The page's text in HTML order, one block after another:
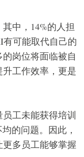
中，14%的人担
可能取代自己的
岗位将面临被自
工作效率，更是
工未能获得培训
的问题。因此，
多员工能够掌握